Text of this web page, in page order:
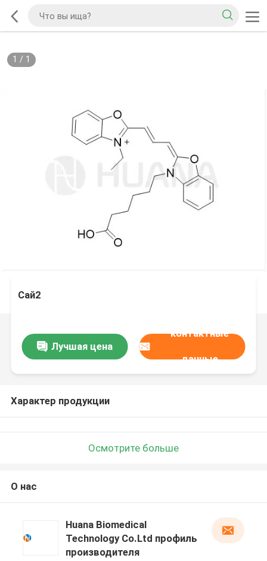
1 / 1
Сай2
Лучшая цена
контактные
данные
Характер продукции
Осмотрите больше
О нас
Huana Biomedical
Technology Co.Ltd профиль
производителя